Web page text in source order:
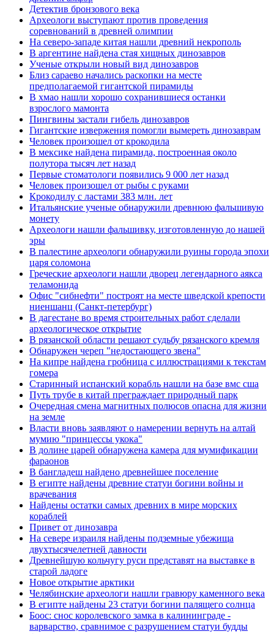
Детектив бронзового века
Археологи выступают против проведения
соревнований в древней олимпии
На северо-западе китая нашли древний некрополь
В аргентине найдена стая хищных динозавров
Ученые открыли новый вид динозавров
Близ сараево начались раскопки на месте
предполагаемой гигантской пирамиды
В хмао нашли хорошо сохранившиеся останки
взрослого мамонта
Пингвины застали гибель динозавров
Гигантские извержения помогли вымереть динозаврам
Человек произошел от крокодила
В мексике найдена пирамида, построенная около
полутора тысяч лет назад
Первые стоматологи появились 9 000 лет назад
Человек произошел от рыбы с руками
Крокодилу с ластами 383 млн. лет
Итальянские ученые обнаружили древнюю фальшивую
монету
Археологи нашли фальшивку, изготовленную до нашей
эры
В палестине археологи обнаружили руины города эпохи
царя соломона
Греческие археологи нашли дворец легендарного аякса
теламонида
Офис "сибнефти" построят на месте шведской крепости
ниеншанц (Санкт-петербург)
В дагестане во время строительных работ сделали
археологическое открытие
В рязанской области решают судьбу рязанского кремля
Обнаружен череп "недостающего звена"
На кипре найдена гробница с иллюстрациями к текстам
гомера
Старинный испанский корабль нашли на базе вмс сша
Путь трубе в китай преграждает природный парк
Очередная смена магнитных полюсов опасна для жизни
на земле
Власти вновь заявляют о намерении вернуть на алтай
мумию "принцессы укока"
В долине царей обнаружена камера для мумификации
фараонов
В бангладеш найдено древнейшее поселение
В египте найдены древние статуи богини войны и
врачевания
Найдены остатки самых древних в мире морских
кораблей
Привет от динозавра
На севере израиля найдены подземные убежища
двухтысячелетней давности
Древнейшую кольчугу руси представят на выставке в
старой ладоге
Новое открытие арктики
Челябинские археологи нашли гравюру каменного века
В египте найдены 23 статуи богини палящего солнца
Боос: снос королевского замка в калининграде -
варварство, сравнимое с разрушением статуи будды